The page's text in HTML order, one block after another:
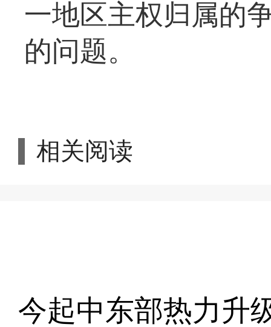
一地区主权归属的
的问题。
相关阅读
今起中东部热力升